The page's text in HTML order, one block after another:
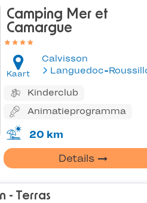
Camping Mer et
Camargue
Kaart
Calvisson
Languedoc-
Kinderclub
Animatieprogramma
20 km
Details
- Terras